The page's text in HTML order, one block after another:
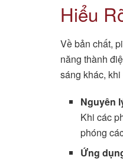
Hiểu
Về bản chất,
năng thành
sáng khác,
Nguyên
Khi các
phóng
Ứng